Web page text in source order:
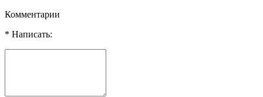
Комментарии
* Написать: